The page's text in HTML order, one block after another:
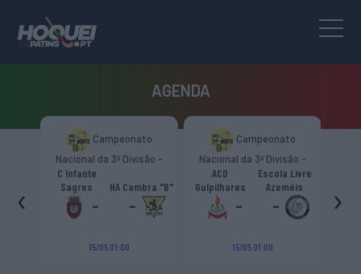
AGENDA
Campeonato
Nacional da 3ª Divisão -
Zona Norte “B”
C Infante
Sagres
-
HA Cambra "B"
-
15/05 01:00
Campeonato
Nacional da 3ª Divisão -
Zona Norte “B”
ACD
Gulpilhares
-
Escola Livre
Azeméis
-
15/05 01:00
‹ ›